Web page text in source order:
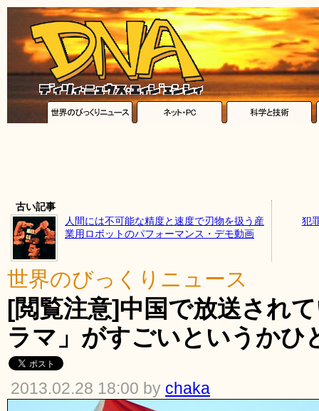
古い記事
人間には不可能な精度と速度で刃物を扱う産
業用ロボットのパフォーマンス・デモ動画
犯
世界のびっくりニュース
[閲覧注意]中国で放送され
ラマ」がすごいというかひ
2013.02.28 18:00 by chaka